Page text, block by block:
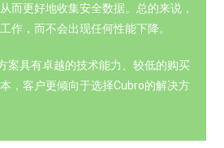
而更好地收集安全数据。总的来说，
作，而不会出现任何性能下降。
案具有卓越的技术能力、较低的购买
，客户更倾向于选择Cubro的解决方